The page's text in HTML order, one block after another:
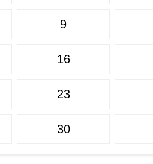
9
16
23
30